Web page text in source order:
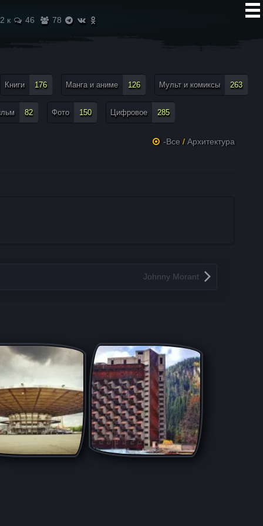
2 к 46 78
Книги 176 Манга и аниме 126 Мульт и комиксы 263
82 Фото 150 Цифровое 285
-Все / Архитектура
Johnny Morant